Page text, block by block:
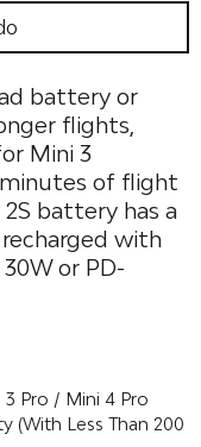
battery or
flights,
Mini 3
of flight
battery has a
with
or PD-
Pro / Mini 4 Pro
(With Less Than 200